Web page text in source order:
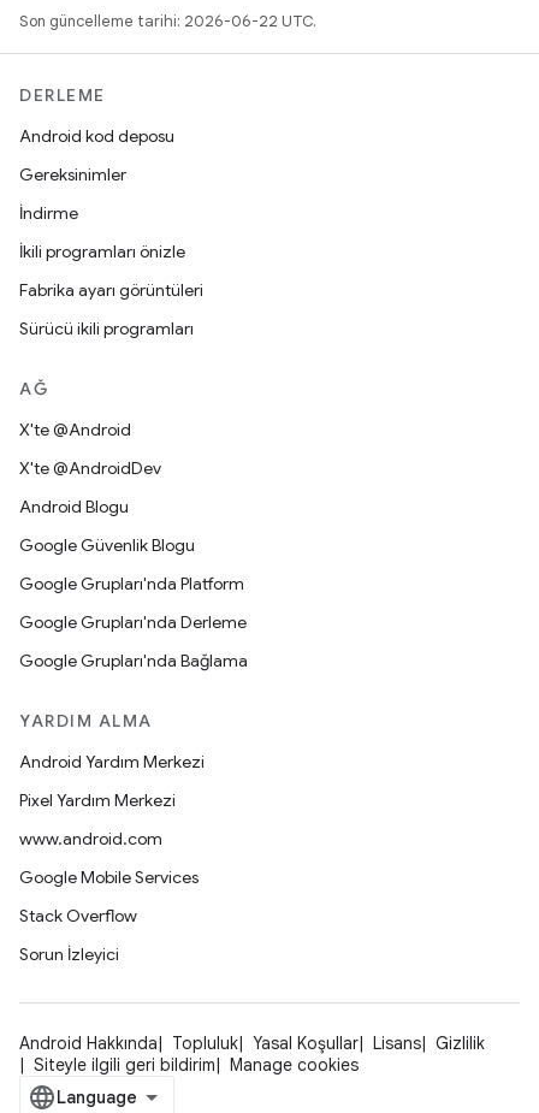
Son güncelleme tarihi: 2026-06-22 UTC.
DERLEME
Android kod deposu
Gereksinimler
İndirme
İkili programları önizle
Fabrika ayarı görüntüleri
Sürücü ikili programları
AĞ
X'te @Android
X'te @AndroidDev
Android Blogu
Google Güvenlik Blogu
Google Grupları'nda Platform
Google Grupları'nda Derleme
Google Grupları'nda Bağlama
YARDIM ALMA
Android Yardım Merkezi
Pixel Yardım Merkezi
www.android.com
Google Mobile Services
Stack Overflow
Sorun İzleyici
Android Hakkında Topluluk Yasal Koşullar Lisans
Gizlilik
Siteyle ilgili geri bildirim
Manage cookies